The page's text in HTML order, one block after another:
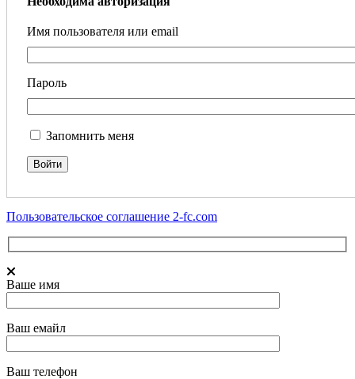
Имя пользователя или email
Пароль
Запомнить меня
Пользовательское соглашение 2-fc.com
Ваше имя
Ваш емайл
Ваш телефон